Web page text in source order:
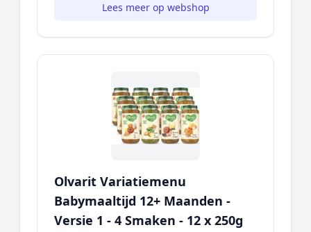
Lees meer op webshop
Olvarit Variatiemenu
Babymaaltijd 12+ Maanden -
Versie 1 - 4 Smaken - 12 x 250g